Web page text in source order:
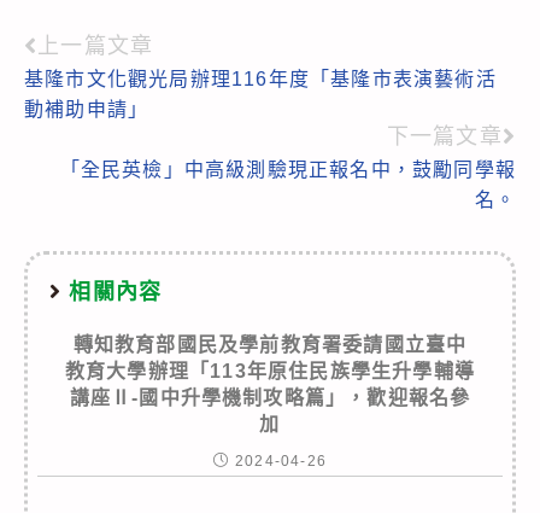
Read
more
上一篇文章
基隆市文化觀光局辦理116年度「基隆市表演藝術活
動補助申請」
下一篇文章
「全民英檢」中高級測驗現正報名中，鼓勵同學報
名。
相關內容
轉知教育部國民及學前教育署委請國立臺中
教育大學辦理「113年原住民族學生升學輔導
講座Ⅱ-國中升學機制攻略篇」，歡迎報名參
加
2024-04-26